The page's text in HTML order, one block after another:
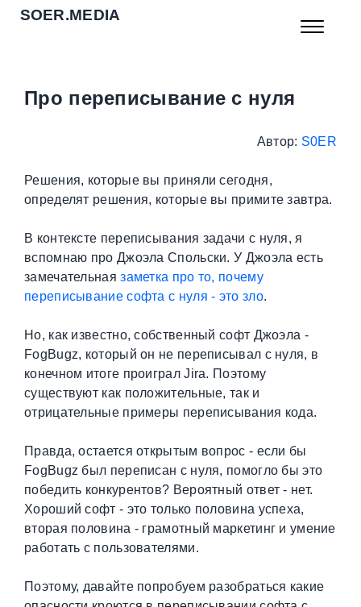
SOER.MEDIA
Про переписывание с нуля
Автор: S0ER
Решения, которые вы приняли сегодня,
определят решения, которые вы примите завтра.
В контексте переписывания задачи с нуля, я
вспомнаю про Джоэла Спольски. У Джоэла есть
замечательнаязаметка про то, почему
переписывание софта с нуля - это зло.
Но, как известно, собственный софт Джоэла -
FogBugz, который он не переписывал с нуля, в
конечном итоге проиграл Jira. Поэтому
существуют как положительные, так и
отрицательные примеры переписывания кода.
Правда, остается открытым вопрос - если бы
FogBugz был переписан с нуля, помогло бы это
победить конкурентов? Вероятный ответ - нет.
Хороший софт - это только половина успеха,
вторая половина - грамотный маркетинг и умение
работать с пользователями.
Поэтому, давайте попробуем разобраться какие